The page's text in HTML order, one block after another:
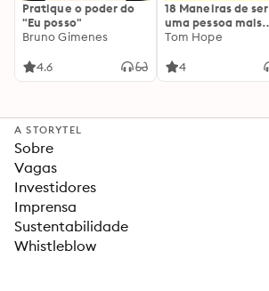
Pratique o poder do
"Eu posso"
Bruno Gimenes
4.6
18 Maneiras de ser
uma pessoa mais
interessante
Tom Hope
4
A STORYTEL
Sobre
Vagas
Investidores
Imprensa
Sustentabilidade
Whistleblow